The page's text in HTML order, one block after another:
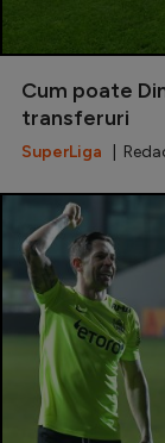
Cum poate
transferuri
SuperLiga |